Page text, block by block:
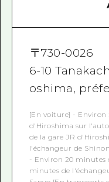
〒730-0026
6-10
oshima,
[En voiture] -
d'Hiroshima sur
de la gare JR
l'échangeur de
- Environ 20
minutes de